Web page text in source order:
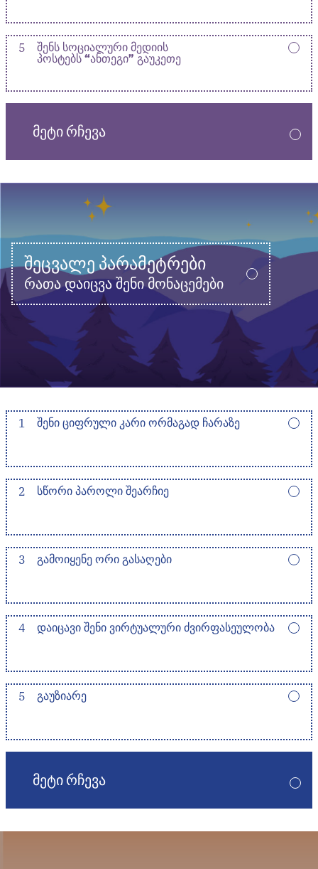
5
ᲨᲔᲜᲡ ᲡᲝᲪᲘᲐᲚᲣᲠᲘ ᲛᲔᲓᲘᲘᲡ
ᲞᲝᲡᲢᲔᲑᲡ “ᲐᲜᲗᲔᲒᲘ” ᲒᲐᲣᲙᲔᲗᲔ
ᲛᲔᲢᲘ ᲠᲩᲔᲕᲐ
ᲨᲔᲪᲕᲐᲚᲔ ᲞᲐᲠᲐᲛᲔᲢᲠᲔᲑᲘ
რათა დაიცვა შენი მონაცემები
1 ᲨᲔᲜᲘ ᲪᲘᲤᲠᲣᲚᲘ ᲙᲐᲠᲘ ᲝᲠᲛᲐᲒᲐᲓ ᲩᲐᲠᲐᲖᲔ
2 ᲡᲬᲝᲠᲘ ᲞᲐᲠᲝᲚᲘ ᲨᲔᲐᲠᲩᲘᲔ
3 ᲒᲐᲛᲝᲘᲧᲔᲜᲔ ᲝᲠᲘ ᲒᲐᲡᲐᲦᲔᲑᲘ
4 ᲓᲐᲘᲪᲐᲕᲘ ᲨᲔᲜᲘ ᲕᲘᲠᲢᲣᲐᲚᲣᲠᲘ ᲫᲕᲘᲠᲤᲐᲡᲔᲣᲚᲝᲑᲐ
5 ᲒᲐᲣᲖᲘᲐᲠᲔ
ᲛᲔᲢᲘ ᲠᲩᲔᲕᲐ